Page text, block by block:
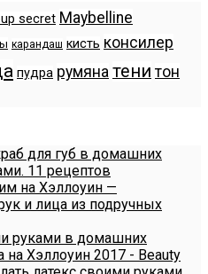
secret Maybelline
карандаш кисть консилер
пудра румяна тени тон
для губ в домашних
11 рецептов
на Хэллоуин —
и лица из подручных
руками в домашних
на Хэллоуин 2017 - Beauty